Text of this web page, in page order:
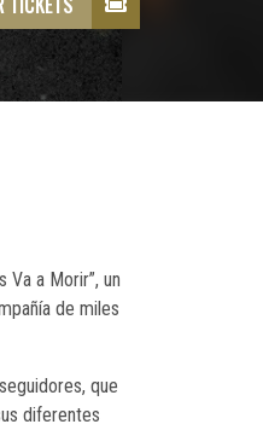
a Morir”, un
de miles
que
diferentes